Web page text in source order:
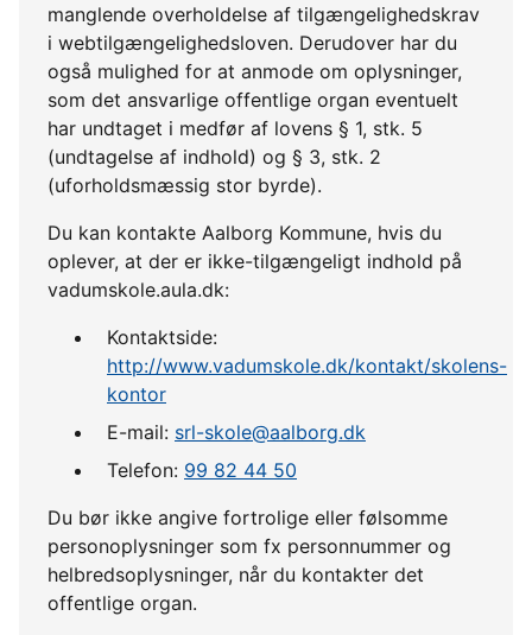
manglende overholdelse af tilgængelighedskrav
i webtilgængelighedsloven. Derudover har du
også mulighed for at anmode om oplysninger,
som det ansvarlige offentlige organ eventuelt
har undtaget i medfør af lovens § 1, stk. 5
(undtagelse af indhold) og § 3, stk. 2
(uforholdsmæssig stor byrde).
Du kan kontakte Aalborg Kommune, hvis du
oplever, at der er ikke-tilgængeligt indhold på
vadumskole.aula.dk:
Kontaktside:
http://www.vadumskole.dk/kontakt/skolens-
kontor
E-mail: srl-skole@aalborg.dk
Telefon: 99 82 44 50
Du bør ikke angive fortrolige eller følsomme
personoplysninger som fx personnummer og
helbredsoplysninger, når du kontakter det
offentlige organ.